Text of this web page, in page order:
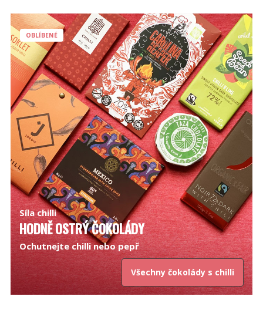
OBLÍBENÉ
Síla chilli
HODNĚ OSTRÝ ČOKOLÁDY
Ochutnejte chilli nebo pepř
Všechny čokolády s chilli